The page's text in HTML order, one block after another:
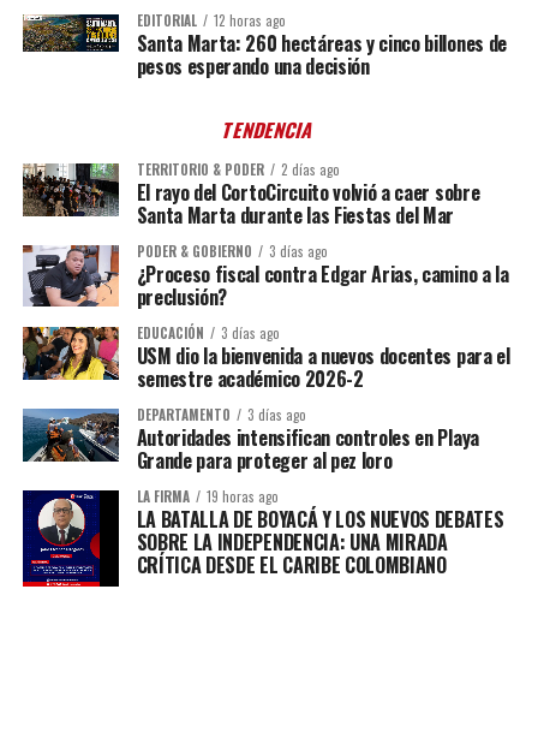
EDITORIAL 12 horas ago
Santa Marta: 260 hectáreas y cinco billones de
pesos esperando una decisión
TENDENCIA
TERRITORIO & PODER 2 días ago
El rayo del CortoCircuito volvió a caer sobre
Santa Marta durante las Fiestas del Mar
PODER & GOBIERNO 3 días ago
¿Proceso fiscal contra Edgar Arias, camino a la
preclusión?
EDUCACIÓN 3 días ago
USM dio la bienvenida a nuevos docentes para el
semestre académico 2026-2
DEPARTAMENTO 3 días ago
Autoridades intensifican controles en Playa
Grande para proteger al pez loro
LA FIRMA 19 horas ago
LA BATALLA DE BOYACÁ Y LOS NUEVOS DEBATES
SOBRE LA INDEPENDENCIA: UNA MIRADA
CRÍTICA DESDE EL CARIBE COLOMBIANO